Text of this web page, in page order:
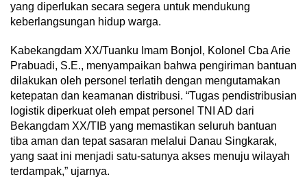
yang diperlukan secara segera untuk mendukung
keberlangsungan hidup warga.
Kabekangdam XX/Tuanku Imam Bonjol, Kolonel Cba Arie
Prabuadi, S.E., menyampaikan bahwa pengiriman bantuan
dilakukan oleh personel terlatih dengan mengutamakan
ketepatan dan keamanan distribusi. “Tugas pendistribusian
logistik diperkuat oleh empat personel TNI AD dari
Bekangdam XX/TIB yang memastikan seluruh bantuan
tiba aman dan tepat sasaran melalui Danau Singkarak,
yang saat ini menjadi satu-satunya akses menuju wilayah
terdampak,” ujarnya.